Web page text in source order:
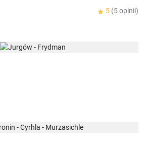
5 (5 opinii)